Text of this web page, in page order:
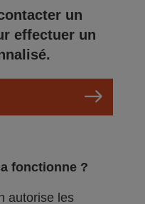
un
effectuer un
fonctionne ?
autorise les